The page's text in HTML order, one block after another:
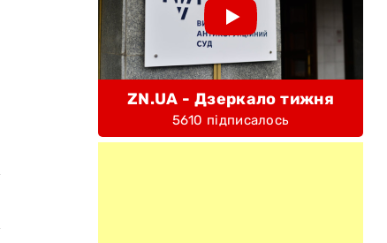
ZN.UA - Дзеркало тижня
5610 підписалось